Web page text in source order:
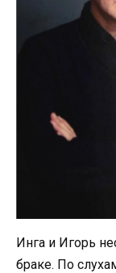
Инга и Игорь
браке. По